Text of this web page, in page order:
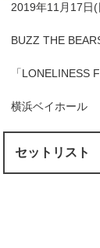
2019年11月17日(
BUZZ THE
「LONELINESS
横浜ベイホール
セットリスト